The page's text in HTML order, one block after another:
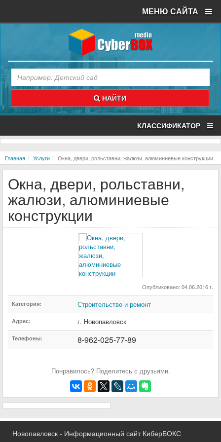
МЕНЮ САЙТА
НАЙТИ
КЛАССИФИКАТОР
Главная Услуги Окна, двери, рольставни, жалюзи, алюминиевые конструкции
Окна, двери, рольставни,
жалюзи, алюминиевые
конструкции
Опубликовано: 04.06.2016 г.
Категория: Строительство и ремонт
Адрес: г. Новопавловск
Телефоны: 8-962-025-77-89
Понравилось? Поделитесь с друзьями.
Новопавловск - Информационный сайт КиберБОКС